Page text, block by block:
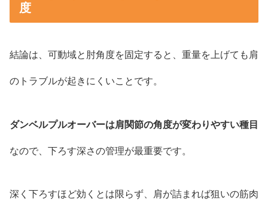
度
結論は、可動域と肘角度を固定すると、重量を上げても肩
のトラブルが起きにくいことです。
ダンベルプルオーバーは肩関節の角度が変わりやすい種目
なので、下ろす深さの管理が最重要です。
深く下ろすほど効くとは限らず、肩が詰まれば狙いの筋肉